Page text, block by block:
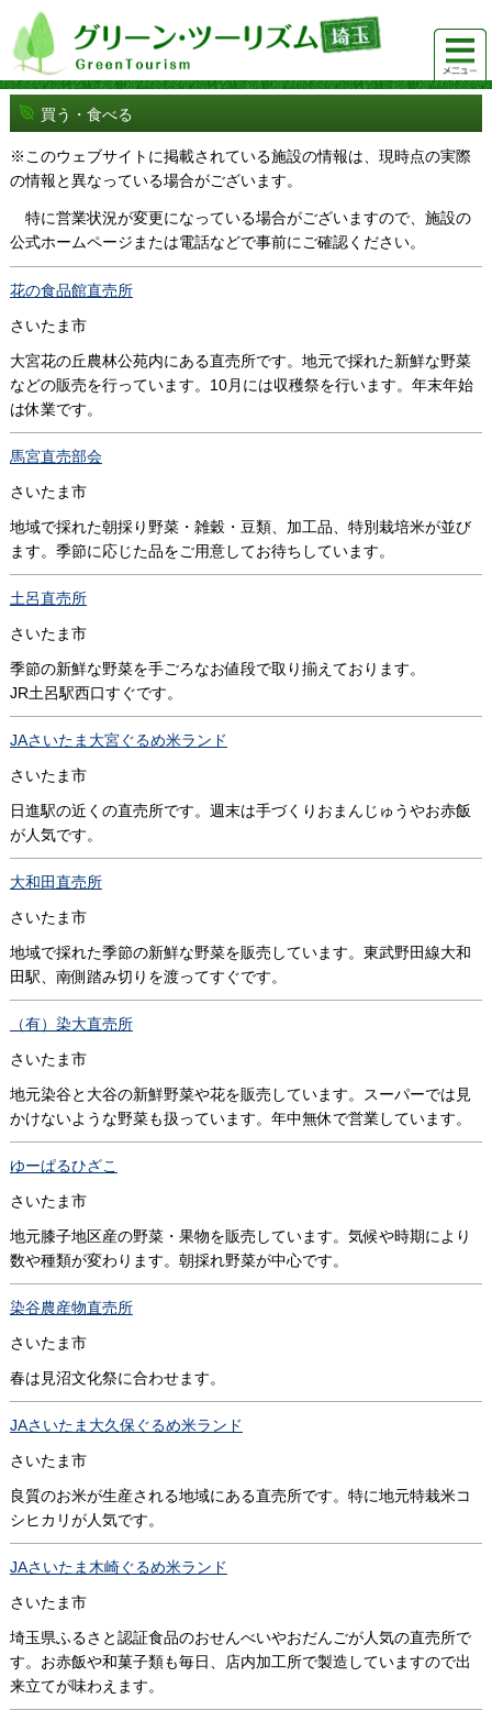
グリーンツーリズム埼玉 緑豊かな農山村で 楽しく！
美味しく！
メニュ
ー
買う・食べる
※このウェブサイトに掲載されている施設の情報は、現時点の実際
の情報と異なっている場合がございます。
特に営業状況が変更になっている場合がございますので、施設の
公式ホームページまたは電話などで事前にご確認ください。
花の食品館直売所
さいたま市
大宮花の丘農林公苑内にある直売所です。地元で採れた新鮮な野菜
などの販売を行っています。10月には収穫祭を行います。年末年始
は休業です。
馬宮直売部会
さいたま市
地域で採れた朝採り野菜・雑穀・豆類、加工品、特別栽培米が並び
ます。季節に応じた品をご用意してお待ちしています。
土呂直売所
さいたま市
季節の新鮮な野菜を手ごろなお値段で取り揃えております。
JR土呂駅西口すぐです。
JAさいたま大宮ぐるめ米ランド
さいたま市
日進駅の近くの直売所です。週末は手づくりおまんじゅうやお赤飯
が人気です。
大和田直売所
さいたま市
地域で採れた季節の新鮮な野菜を販売しています。東武野田線大和
田駅、南側踏み切りを渡ってすぐです。
（有）染大直売所
さいたま市
地元染谷と大谷の新鮮野菜や花を販売しています。スーパーでは見
かけないような野菜も扱っています。年中無休で営業しています。
ゆーぱるひざこ
さいたま市
地元膝子地区産の野菜・果物を販売しています。気候や時期により
数や種類が変わります。朝採れ野菜が中心です。
染谷農産物直売所
さいたま市
春は見沼文化祭に合わせます。
JAさいたま大久保ぐるめ米ランド
さいたま市
良質のお米が生産される地域にある直売所です。特に地元特栽米コ
シヒカリが人気です。
JAさいたま木崎ぐるめ米ランド
さいたま市
埼玉県ふるさと認証食品のおせんべいやおだんごが人気の直売所で
す。お赤飯や和菓子類も毎日、店内加工所で製造していますので出
来立てが味わえます。